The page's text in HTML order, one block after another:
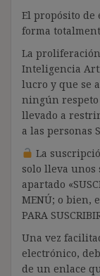
El propósito de
forma
La
Inteligencia
lucro y que se
ningún respeto
llevado a
a las personas
La
solo lleva unos
apartado
MENÚ; o bien,
PARA
Una vez
electrónico,
de un enlace